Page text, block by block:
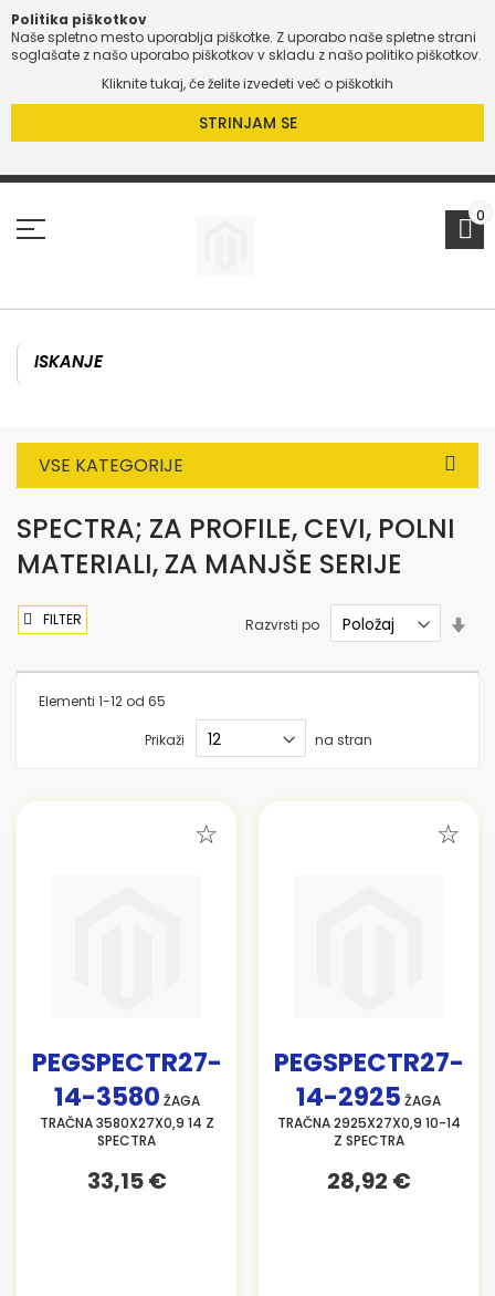
Politika piškotkov
Naše spletno mesto uporablja piškotke. Z uporabo naše spletne strani
soglašate z našo uporabo piškotkov v skladu z našo politiko piškotkov.
Kliknite tukaj, če želite izvedeti več o piškotkih
STRINJAM SE
Preskoči
0
VSE KATEGORIJE
SPECTRA; ZA PROFILE, CEVI, POLNI
MATERIALI, ZA MANJŠE SERIJE
Elementi 1-12 od 65
Prikaži na stran
Razvrsti po
PEGSPECTR27-
14-3580 ŽAGA
TRAČNA 3580X27X0,9 14 Z
SPECTRA
33,15 €
PEGSPECTR27-
14-2925 ŽAGA
TRAČNA 2925X27X0,9 10-14
Z SPECTRA
28,92 €
FILTER